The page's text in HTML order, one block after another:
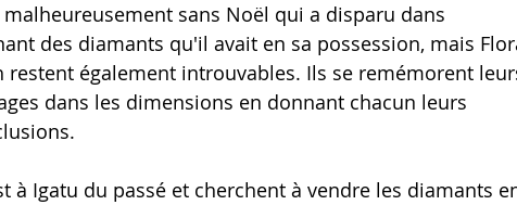
sans Noël qui a disparu dans
des diamants qu'il avait en sa possession, mais
restent également introuvables. Ils se remémorent
dans les dimensions en donnant chacun leurs
à Igatu du passé et cherchent à vendre les diamants